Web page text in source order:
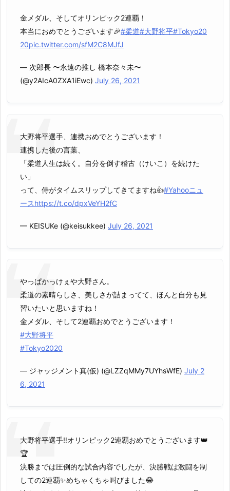
金メダル、そしてオリンピック2連覇！
本当におめでとうございます🎉#柔道#大野将平#Tokyo20
20pic.twitter.com/sfM2C8MJfJ
— 次郎長 〜永遠の推し 橋本奈々未〜
(@y2AIcA0ZXA1iEwc) July 26, 2021
大野将平選手、連携おめでとうございます！
連携した後の言葉、
「柔道人生は続く。自分を倒す稽古（けいこ）を続けた
い」
って、侍がタイムスリップしてきてますね👍#Yahooニュ
ースhttps://t.co/dpxVeYH2fC
— KEISUKe (@keisukkee) July 26, 2021
やっぱかっけぇや大野さん。
柔道の素晴らしさ、美しさが詰まってて、ほんと自分も見
習いたいと思いますね！
金メダル、そして2連覇おめでとうございます！
#大野将平
#Tokyo2020
— ジャッジメント真(仮) (@LZZqMMy7UYhsWfE) July 2
6, 2021
大野将平選手‼️オリンピック2連覇おめでとうございます👑
🏆
決勝までは圧倒的な試合内容でしたが、決勝戦は激闘を制
しての2連覇✨めちゃくちゃ叫びました😂